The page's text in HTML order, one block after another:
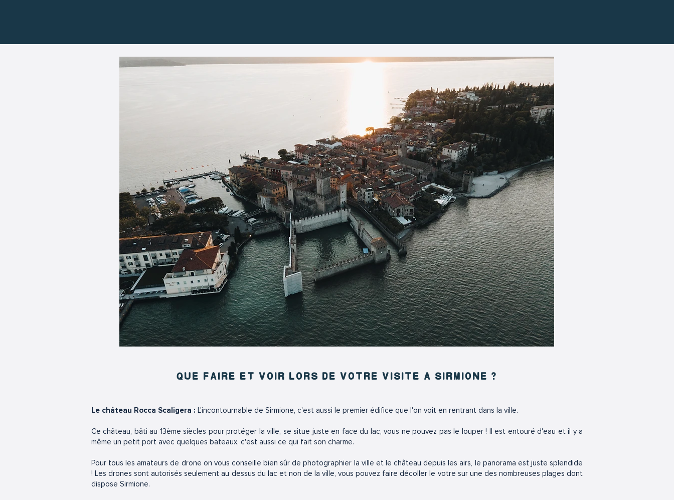
QUE FAIRE ET VOIR LORS DE VOTRE VISITE A SIRMIONE ?
Le château Rocca Scaligera : L'incontournable de Sirmione, c'est aussi le premier édifice que l'on voit en rentrant dans la ville.
Ce château, bâti au 13ème siècles pour protéger la ville, se situe juste en face du lac, vous ne pouvez pas le louper ! Il est entouré d'eau et il y a
même un petit port avec quelques bateaux, c'est aussi ce qui fait son charme.
Pour tous les amateurs de drone on vous conseille bien sûr de photographier la ville et le château depuis les airs, le panorama est juste splendide
! Les drones sont autorisés seulement au dessus du lac et non de la ville, vous pouvez faire décoller le votre sur une des nombreuses plages dont
dispose Sirmione.